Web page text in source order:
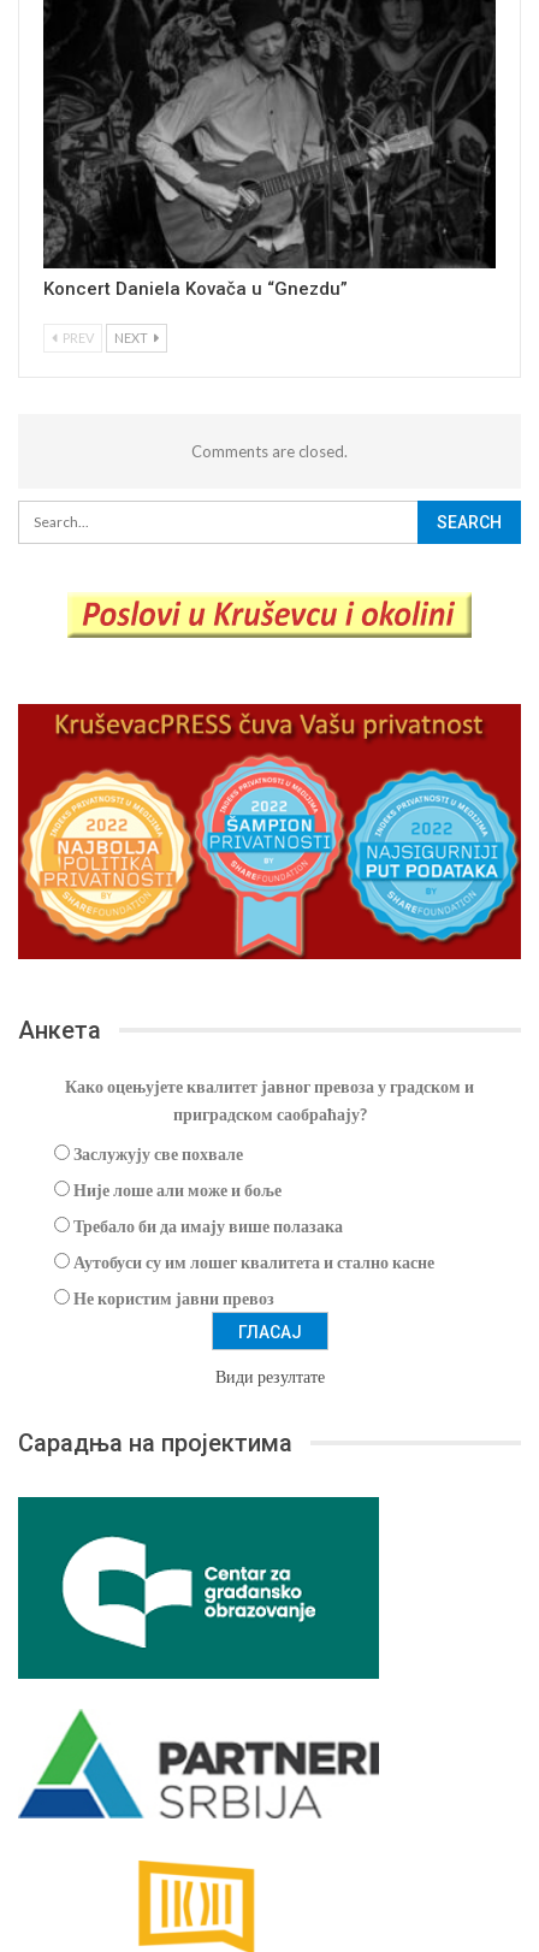
Koncert Daniela Kovača u “Gnezdu”
PREV NEXT
Comments are closed.
Анкета
Како оцењујете квалитет јавног превоза у градском и
приградском саобраћају?
Заслужују све похвале
Није лоше али може и боље
Требало би да имају више полазака
Аутобуси су им лошег квалитета и стално касне
Не користим јавни превоз
Види резултате
Сарадња на пројектима